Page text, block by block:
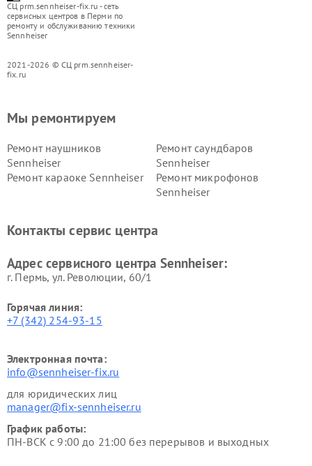
СЦ prm.sennheiser-fix.ru - сеть
сервисных центров в Перми по
ремонту и обслуживанию техники
Sennheiser
2021-2026 © СЦ prm.sennheiser-
fix.ru
Мы ремонтируем
Ремонт наушников
Sennheiser
Ремонт саундбаров
Sennheiser
Ремонт караоке Sennheiser
Ремонт микрофонов
Sennheiser
Контакты сервис центра
Адрес сервисного центра Sennheiser:
г. Пермь, ул. ​Революции, 60/1
Горячая линия:
+7 (342) 254-93-15
Электронная почта:
info@sennheiser-fix.ru
для юридических лиц
manager@fix-sennheiser.ru
График работы:
ПН-ВСК с 9:00 до 21:00 без перерывов и выходных